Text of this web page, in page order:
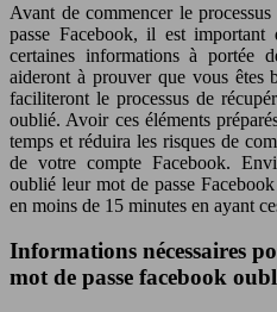
Avant de commencer le
passe Facebook, il est
certaines informations à portée
aideront à prouver que vous êtes
faciliteront le processus de
oublié. Avoir ces éléments
temps et réduira les risques de
de votre compte Facebook.
oublié leur mot de passe
en moins de 15 minutes en ayant
Informations nécessaires
mot de passe facebook